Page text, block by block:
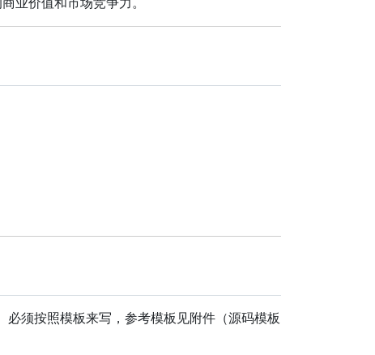
业价值和市场竞争力。
须按照模板来写，参考模板见附件（源码模板